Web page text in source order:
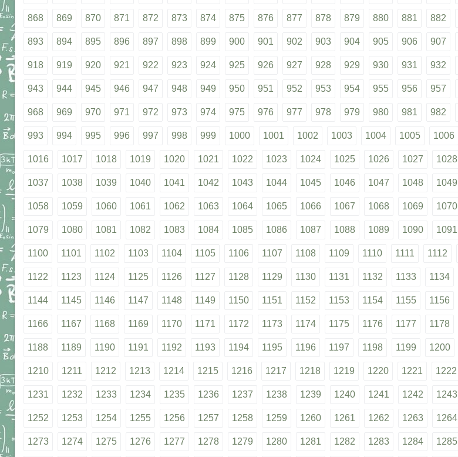
868 869 870 871 872 873 874 875 876 877 878 879 880 881 882
893 894 895 896 897 898 899 900 901 902 903 904 905 906 907
918 919 920 921 922 923 924 925 926 927 928 929 930 931 932
943 944 945 946 947 948 949 950 951 952 953 954 955 956 957
968 969 970 971 972 973 974 975 976 977 978 979 980 981 982
993 994 995 996 997 998 999 1000 1001 1002 1003 1004 1005 1006
1016 1017 1018 1019 1020 1021 1022 1023 1024 1025 1026 1027 1028
1037 1038 1039 1040 1041 1042 1043 1044 1045 1046 1047 1048 1049
1058 1059 1060 1061 1062 1063 1064 1065 1066 1067 1068 1069 1070
1079 1080 1081 1082 1083 1084 1085 1086 1087 1088 1089 1090 1091
1100 1101 1102 1103 1104 1105 1106 1107 1108 1109 1110 1111 1112
1122 1123 1124 1125 1126 1127 1128 1129 1130 1131 1132 1133 1134
1144 1145 1146 1147 1148 1149 1150 1151 1152 1153 1154 1155 1156
1166 1167 1168 1169 1170 1171 1172 1173 1174 1175 1176 1177 1178
1188 1189 1190 1191 1192 1193 1194 1195 1196 1197 1198 1199 1200
1210 1211 1212 1213 1214 1215 1216 1217 1218 1219 1220 1221 1222
1231 1232 1233 1234 1235 1236 1237 1238 1239 1240 1241 1242 1243
1252 1253 1254 1255 1256 1257 1258 1259 1260 1261 1262 1263 1264
1273 1274 1275 1276 1277 1278 1279 1280 1281 1282 1283 1284 1285